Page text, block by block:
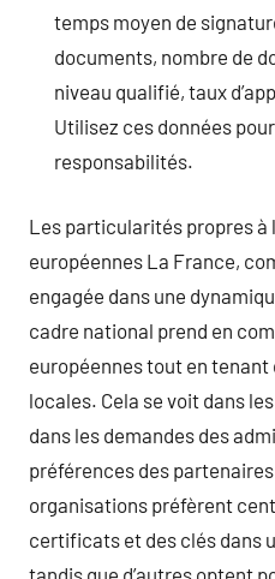
temps moyen de
documents, nombre de
niveau qualifié, taux
Utilisez ces données
responsabilités.
Les particularités propres
européennes La France,
engagée dans une
cadre national prend en
européennes tout en
locales. Cela se voit dans
dans les demandes des
préférences des
organisations préfèrent
certificats et des clés dans
tandis que d’autres optent